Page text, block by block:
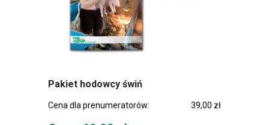
Pakiet hodowcy świń
Cena dla prenumeratorów: 39,00 zł